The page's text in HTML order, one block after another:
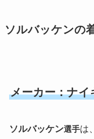
ソルバッケンの
メーカー：ナイ
ソルバッケン選手は